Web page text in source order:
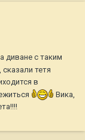
диване с таким
тетя
в
Вика,